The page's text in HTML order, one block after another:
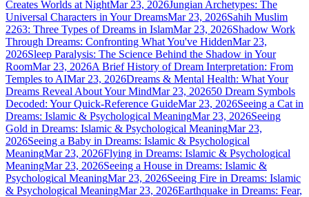
Creates Worlds at NightMar 23, 2026Jungian Archetypes: The
Universal Characters in Your DreamsMar 23, 2026Sahih Muslim
2263: Three Types of Dreams in IslamMar 23, 2026Shadow Work
Through Dreams: Confronting What You've HiddenMar 23,
2026Sleep Paralysis: The Science Behind the Shadow in Your
RoomMar 23, 2026A Brief History of Dream Interpretation: From
Temples to AIMar 23, 2026Dreams & Mental Health: What Your
Dreams Reveal About Your MindMar 23, 202650 Dream Symbols
Decoded: Your Quick-Reference GuideMar 23, 2026Seeing a Cat in
Dreams: Islamic & Psychological MeaningMar 23, 2026Seeing
Gold in Dreams: Islamic & Psychological MeaningMar 23,
2026Seeing a Baby in Dreams: Islamic & Psychological
MeaningMar 23, 2026Flying in Dreams: Islamic & Psychological
MeaningMar 23, 2026Seeing a House in Dreams: Islamic &
Psychological MeaningMar 23, 2026Seeing Fire in Dreams: Islamic
& Psychological MeaningMar 23, 2026Earthquake in Dreams: Fear,